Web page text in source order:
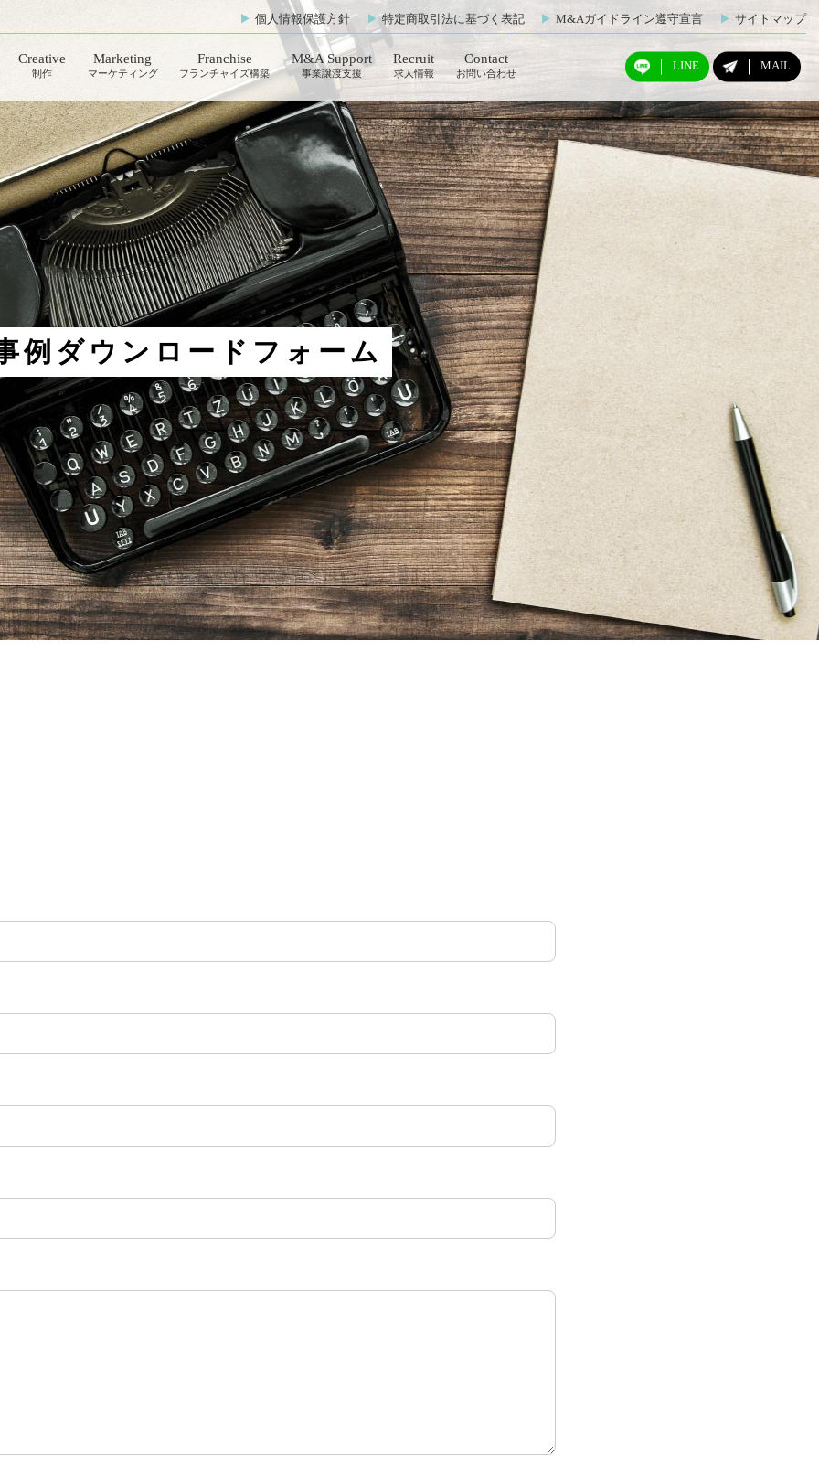
▶︎ 個人情報保護方針 ▶︎ 特定商取引法に基づく表記 ▶︎ M&Aガイドライン遵守宣言 ▶︎ サイトマップ
Creative
制作
Photo
写真
Movie
Streaming
動画配信
デザイン
Webpage
ウェブページ
System
システム
Marketing
マーケティング
Advertisement
広告運用
OwnedInfluencer
SNSアカウント運用
Influencer
インフルエンサーPR
送客支援
御社マーケティング部
マーケティング
Franchise
フランチャイズ構築
M&A Support
事業譲渡支援
Recruit
求人情報
Contact
お問い合わせ
LINE MAIL
例ダウンロードフォーム